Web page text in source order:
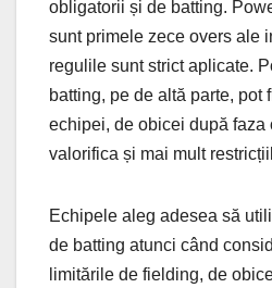
obligatorii și de batting.
sunt primele zece overs ale
regulile sunt strict aplicate.
batting, pe de altă parte, pot
echipei, de obicei după faza
valorifica și mai mult
Echipele aleg adesea să
de batting atunci când
limitările de fielding, de